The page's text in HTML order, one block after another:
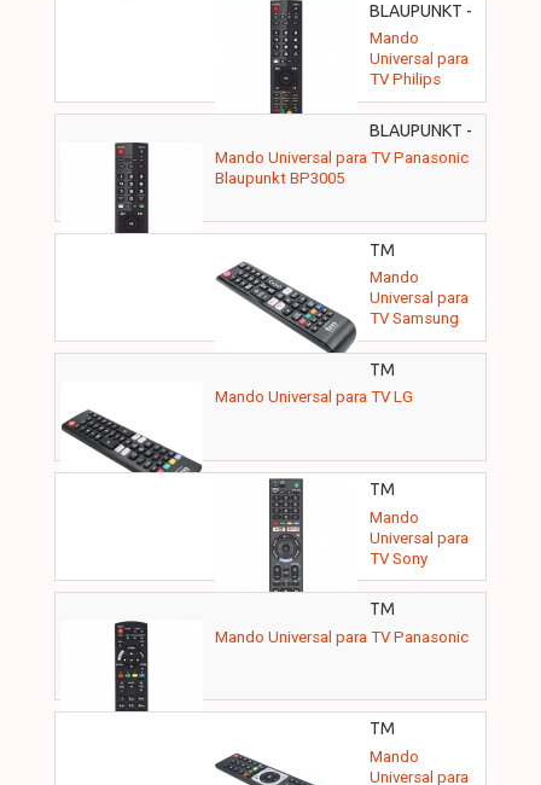
BLAUPUNKT -
BP3004
Mando
Universal para
TV Philips
Blaupunkt
BP3004
BLAUPUNKT -
BP3005
Mando Universal para TV Panasonic
Blaupunkt BP3005
TM
ELECTRON -
TMURC311
Mando
Universal para
TV Samsung
TM
ELECTRON -
Mando Universal para TV LG
TM
ELECTRON -
TMURC320
Mando
Universal para
TV Sony
TM
ELECTRON -
Mando Universal para TV Panasonic
TM
ELECTRON -
TMURC360
Mando
Universal para